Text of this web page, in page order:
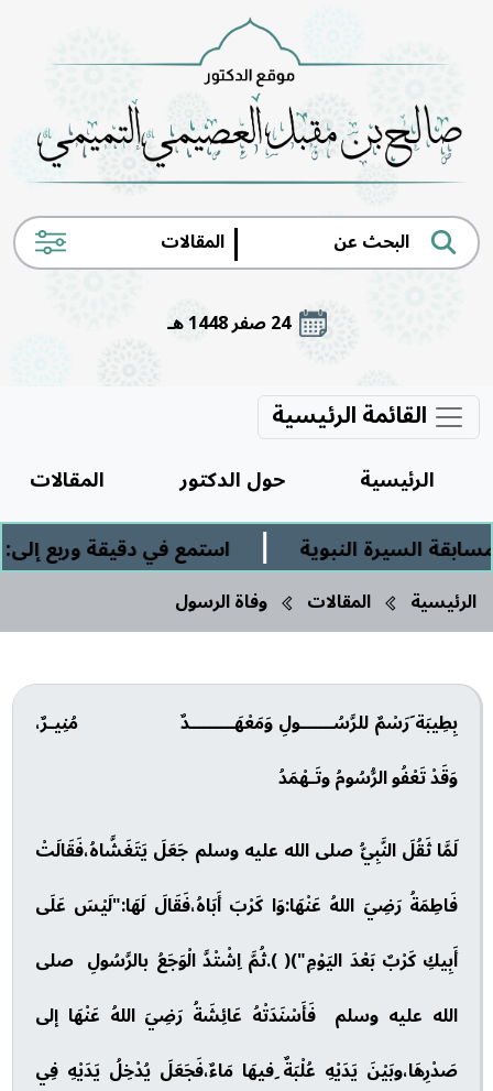
|
24 صفر 1448 هـ
القائمة الرئيسية
الرئيسية حول الدكتور
المقالات
السيرة النبوية
| استمع في دقيقة وربع إلى: "
الرئيسية المقالات وفاة الرسول
بِطِيبَة َرَسْمٌ للرَّسُــــــولِ وَمَعْهَــــــــدٌ مُنِيـرٌ،
وَقَدْ تَعْفُو الرُّسُومُ وتَـهْمَدُ
لَمَّا ثَقُلَ النَّبِيُّ صلى الله عليه وسلم جَعَلَ يَتَغَشَّاهُ،فَقَالَتْ
فَاطِمَةُ رَضِيَ اللهُ عَنْهَا:وَا كَرْبَ أَبَاهُ،فَقَالَ لَهَا:"لَيْسَ عَلَى
أَبِيكِ كَرْبٌ بَعْدَ اليَوْمِ")( ).ثُمَّ اِشْتْدَّ الْوَجَعُ بالرَّسُولِ صلى
الله عليه وسلم فَأَسْنَدَتْهُ عَائِشَةُ رَضِيَ اللهُ عَنْهَا إلى
صَدْرِهَا،وبَيْنَ يَدَيْهِ عُلْبَةٌ ِفيهَا مَاءٌ،فَجَعَلَ يُدْخِلُ يَدَيْهِ فِي